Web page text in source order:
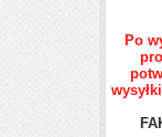
Po